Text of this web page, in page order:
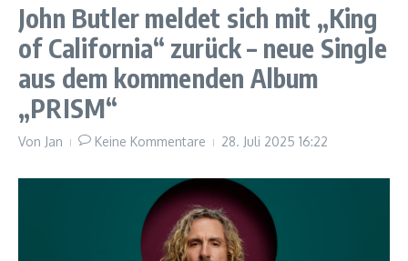
John Butler meldet sich mit „King
of California“ zurück – neue Single
aus dem kommenden Album
„PRISM“
Von Jan Keine Kommentare 28. Juli 2025 16:22